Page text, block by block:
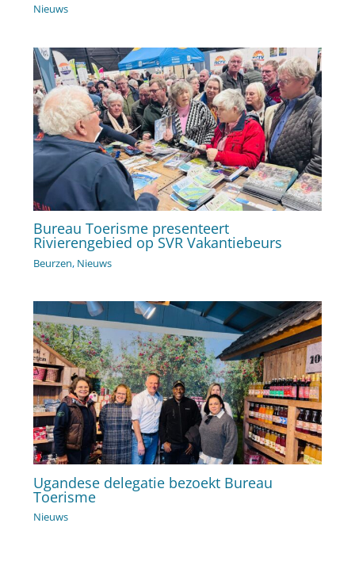
Nieuws
Bureau Toerisme presenteert
Rivierengebied op SVR Vakantiebeurs
Beurzen, Nieuws
Ugandese delegatie bezoekt Bureau
Toerisme
Nieuws